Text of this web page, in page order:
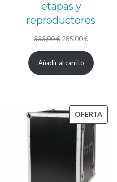
etapas y
reproductores
333,00€ El
precio
original
285,00€
precio
actual
Añadir al carrito
OFERTA